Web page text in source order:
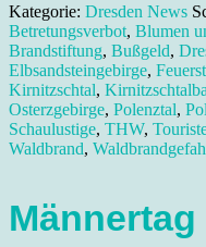
Kategorie: Dresden News
Betretungsverbot, Blumen
Brandstiftung, Bußgeld,
Elbsandsteingebirge,
Kirnitzschtal,
Osterzgebirge, Polenztal,
Schaulustige, THW,
Waldbrand,